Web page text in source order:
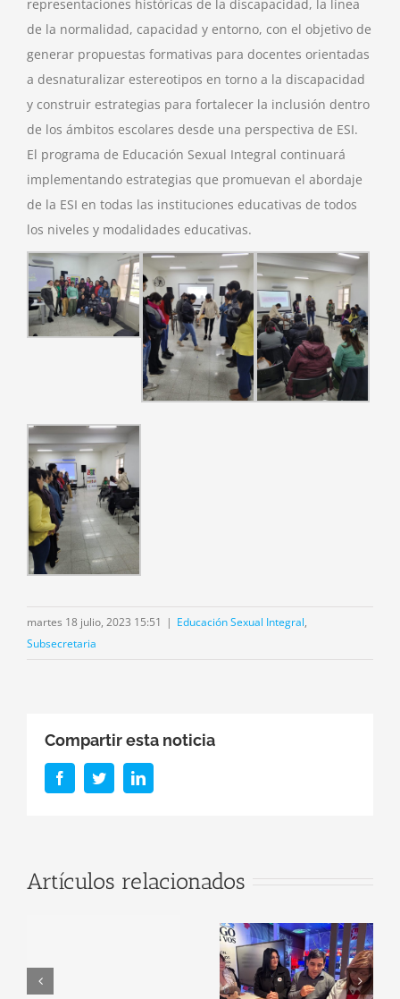
representaciones históricas de la discapacidad, la línea
de la normalidad, capacidad y entorno, con el objetivo de
generar propuestas formativas para docentes orientadas
a desnaturalizar estereotipos en torno a la discapacidad
y construir estrategias para fortalecer la inclusión dentro
de los ámbitos escolares desde una perspectiva de ESI.
El programa de Educación Sexual Integral continuará
implementando estrategias que promuevan el abordaje
de la ESI en todas las instituciones educativas de todos
los niveles y modalidades educativas.
martes 18 julio, 2023 15:51 | Educación Sexual Integral,
Subsecretaria
Compartir esta noticia
FacebookTwitterLinkedIn
Artículos relacionados
nuevas
El Programa
Plantando